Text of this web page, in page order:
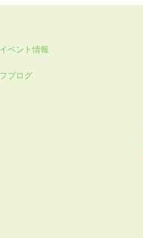
ベント情報
ブログ